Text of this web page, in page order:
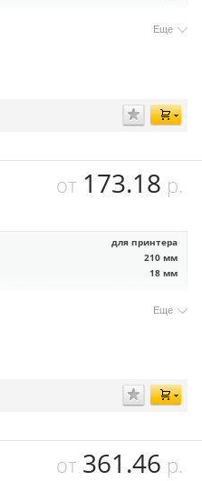
Еще
от 173.18 р.
для принтера
210 мм
18 мм
Еще
от 361.46 р.